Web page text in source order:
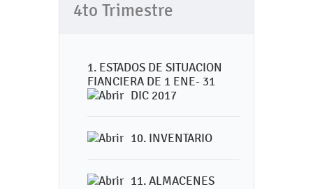
4to Trimestre
1. ESTADOS DE SITUACION
FIANCIERA DE 1 ENE- 31
DIC 2017
10. INVENTARIO
11. ALMACENES